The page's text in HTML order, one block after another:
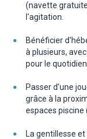
(navette
l'agitation.
Bénéficier
à plusieurs,
pour le quotidien.
Passer d'une
grâce à la
espaces piscine
La gentillesse